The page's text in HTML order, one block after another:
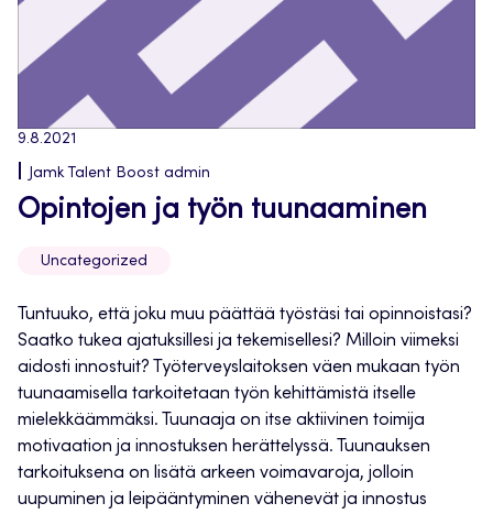
9.8.2021
Jamk Talent Boost admin
Opintojen ja työn tuunaaminen
Uncategorized
Tuntuuko, että joku muu päättää työstäsi tai opinnoistasi?
Saatko tukea ajatuksillesi ja tekemisellesi? Milloin viimeksi
aidosti innostuit? Työterveyslaitoksen väen mukaan työn
tuunaamisella tarkoitetaan työn kehittämistä itselle
mielekkäämmäksi. Tuunaaja on itse aktiivinen toimija
motivaation ja innostuksen herättelyssä. Tuunauksen
tarkoituksena on lisätä arkeen voimavaroja, jolloin
uupuminen ja leipääntyminen vähenevät ja innostus